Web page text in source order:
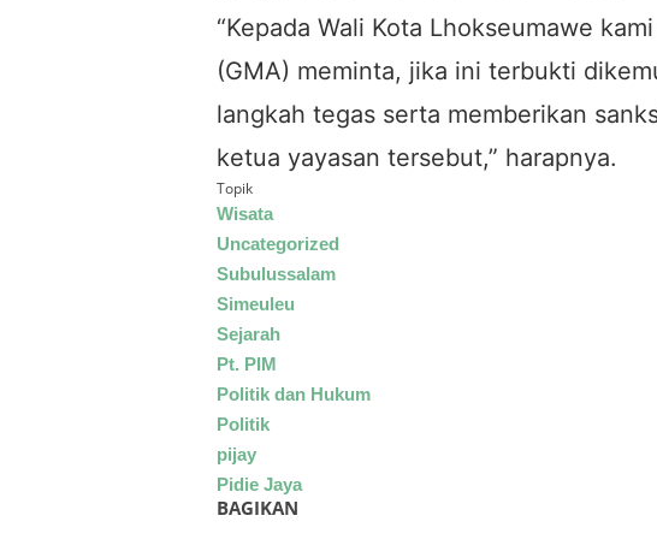
“Kepada Wali Kota Lhokseumawe
(GMA) meminta, jika ini terbukti
langkah tegas serta memberikan
ketua yayasan tersebut,” harapnya.
Topik
Wisata
Uncategorized
Subulussalam
Simeuleu
Sejarah
Pt. PIM
Politik dan Hukum
Politik
pijay
Pidie Jaya
BAGIKAN